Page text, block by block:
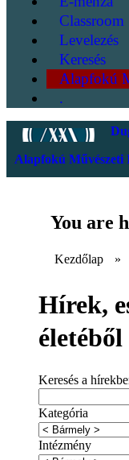
Classroom
Levelezés
Keresés
Alapfokú
.
Alapfokú Művészeti
You are
Kezdőlap »
Hírek,
életéből
Keresés a
Kategória
Intézmény